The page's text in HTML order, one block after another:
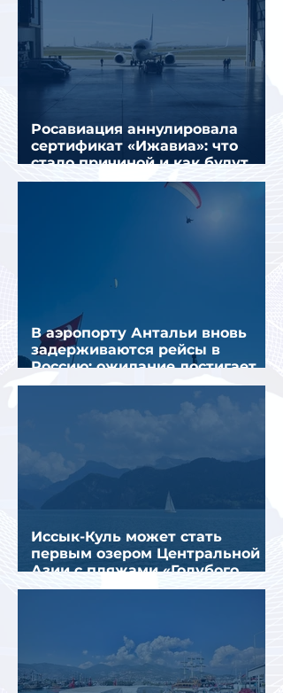
Росавиация аннулировала
сертификат «Ижавиа»: что
стало причиной и как будут
перевозить пассажиров
В аэропорту Антальи вновь
задерживаются рейсы в
Россию: ожидание достигает
почти 10 часов
Иссык-Куль может стать
первым озером Центральной
Азии с пляжами «Голубого
флага»